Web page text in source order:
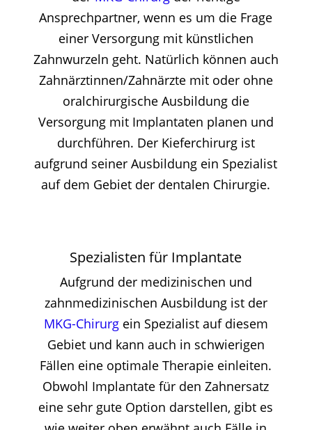
Ansprechpartner, wenn es um die Frage
einer Versorgung mit künstlichen
Zahnwurzeln geht. Natürlich können auch
Zahnärztinnen/Zahnärzte mit oder ohne
oralchirurgische Ausbildung die
Versorgung mit Implantaten planen und
durchführen. Der Kieferchirurg ist
aufgrund seiner Ausbildung ein Spezialist
auf dem Gebiet der dentalen Chirurgie.
Spezialisten für Implantate
Aufgrund der medizinischen und
zahnmedizinischen Ausbildung ist der
MKG-Chirurgein Spezialist auf diesem
Gebiet und kann auch in schwierigen
Fällen eine optimale Therapie einleiten.
Obwohl Implantate für den Zahnersatz
eine sehr gute Option darstellen, gibt es